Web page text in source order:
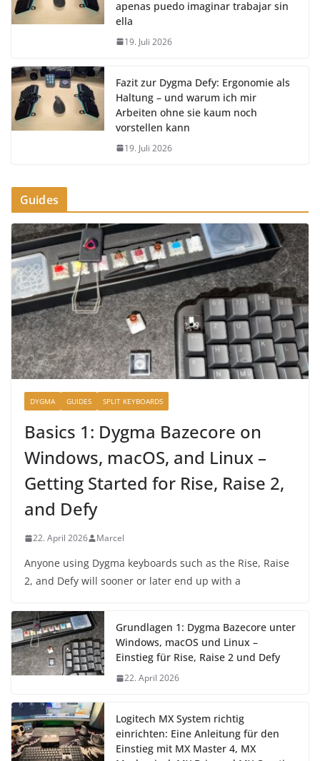
apenas puedo imaginar trabajar sin
ella
19. Juli 2026
Fazit zur Dygma Defy: Ergonomie als
Haltung – und warum ich mir
Arbeiten ohne sie kaum noch
vorstellen kann
19. Juli 2026
Guides
DYGMA GUIDES SPLIT KEYBOARDS
Basics 1: Dygma Bazecore on
Windows, macOS, and Linux –
Getting Started for Rise, Raise 2,
and Defy
22. April 2026 Marcel
Anyone using Dygma keyboards such as the Rise, Raise
2, and Defy will sooner or later end up with a
Grundlagen 1: Dygma Bazecore unter
Windows, macOS und Linux –
Einstieg für Rise, Raise 2 und Defy
22. April 2026
Logitech MX System richtig
einrichten: Eine Anleitung für den
Einstieg mit MX Master 4, MX